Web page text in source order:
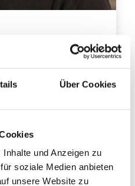
Über Cookies
und Anzeigen zu
soziale Medien anbieten
unsere Website zu
netgo